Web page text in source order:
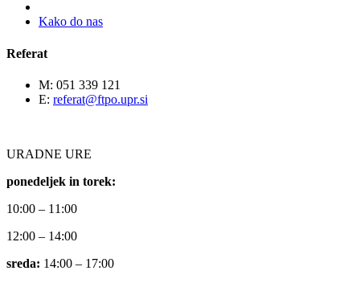
Kako do nas
Referat
M: 051 339 121
E: referat@ftpo.upr.si
URADNE URE
ponedeljek in torek:
10:00 – 11:00
12:00 – 14:00
sreda: 14:00 – 17:00